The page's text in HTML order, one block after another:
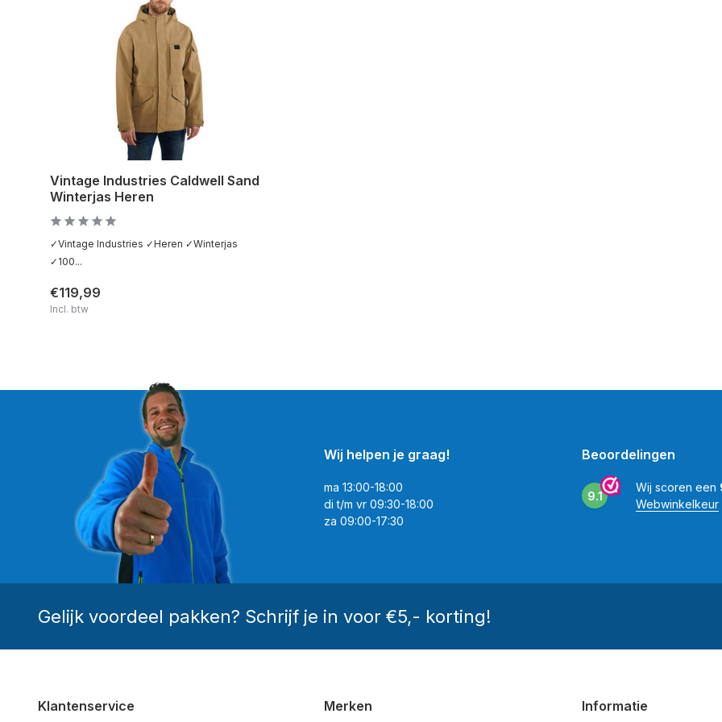
Vintage Industries Caldwell Sand
Winterjas Heren
✓Vintage Industries ✓Heren ✓Winterjas
✓100...
€119,99
Incl. btw
Wij helpen je graag!
ma 13:00-18:00
di t/m vr 09:30-18:00
za 09:00-17:30
Beoordelingen
9.1
Wij scoren een
Webwinkelkeur
Gelijk voordeel pakken? Schrijf je in voor €5,- korting!
Klantenservice Merken Informatie